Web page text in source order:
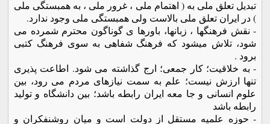
تبديل تعلق ملی به ( اهتمام ملی ، غرور ملی ، به همبستگی ملی
) در ايران تعلق ملی بالاست ولی همبستگی ملی وجود ندارد.
- نقش فرهنگها ، زبانها، باورها ی گوناگون محترم شمرده می
شود، تلاش ميشود که فرهنگ شفاهی به سوی فرهنگ کتبی
برود .
- به خلاقيت؛ کار جمعی؛ ارج گذاشته می شود. اطاعت پذيری
تنها ارزش نيست؛ علم به سمت نيازهای مردم می رود، بين
علوم انسانی و جا معه ايران رابطه باشد؛ بين دانشگاه و توليد
رابطه باشد
- حوزه علميه مستقل از دولت است و ميان روشنفکران و